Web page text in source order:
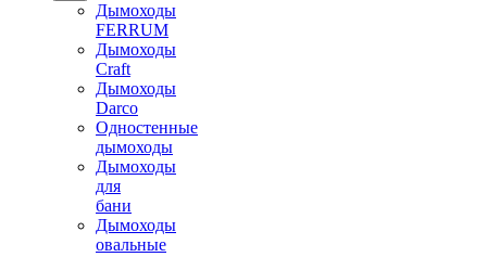
Дымоходы
FERRUM
Дымоходы
Craft
Дымоходы
Darco
Одностенные
дымоходы
Дымоходы
для
бани
Дымоходы
овальные